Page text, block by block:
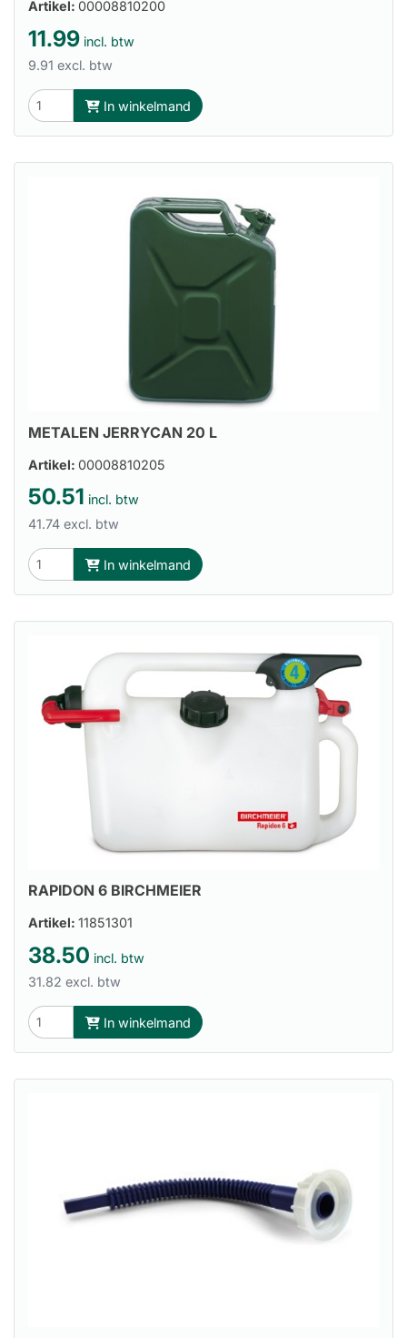
Artikel: 00008810200
11.99 incl. btw
9.91 excl. btw
In winkelmand
METALEN JERRYCAN 20 L
Artikel: 00008810205
50.51 incl. btw
41.74 excl. btw
In winkelmand
RAPIDON 6 BIRCHMEIER
Artikel: 11851301
38.50 incl. btw
31.82 excl. btw
In winkelmand